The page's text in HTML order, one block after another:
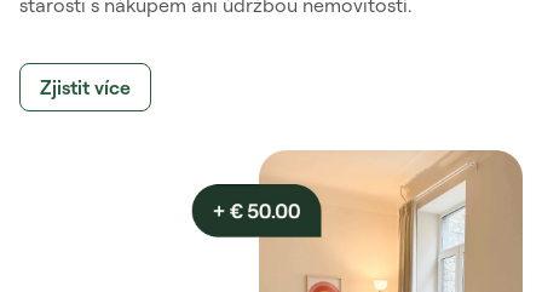
starosti s nákupem ani údržbou nemovitostí.
Zjistit více